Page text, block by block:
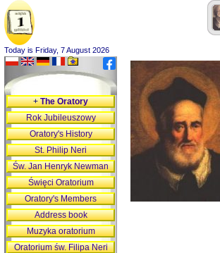
Today is Friday, 7 August 2026
+The Oratory
Rok Jubileuszowy
Oratory's History
St. Philip Neri
Św. Jan Henryk Newman
Święci Oratorium
Oratory's Members
Address book
Muzyka oratorium
Oratorium św. Filipa Neri